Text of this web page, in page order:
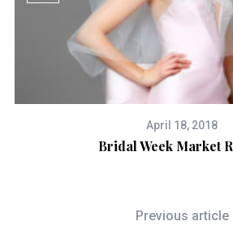
April 18, 2018
Bridal Week Market
Previous article